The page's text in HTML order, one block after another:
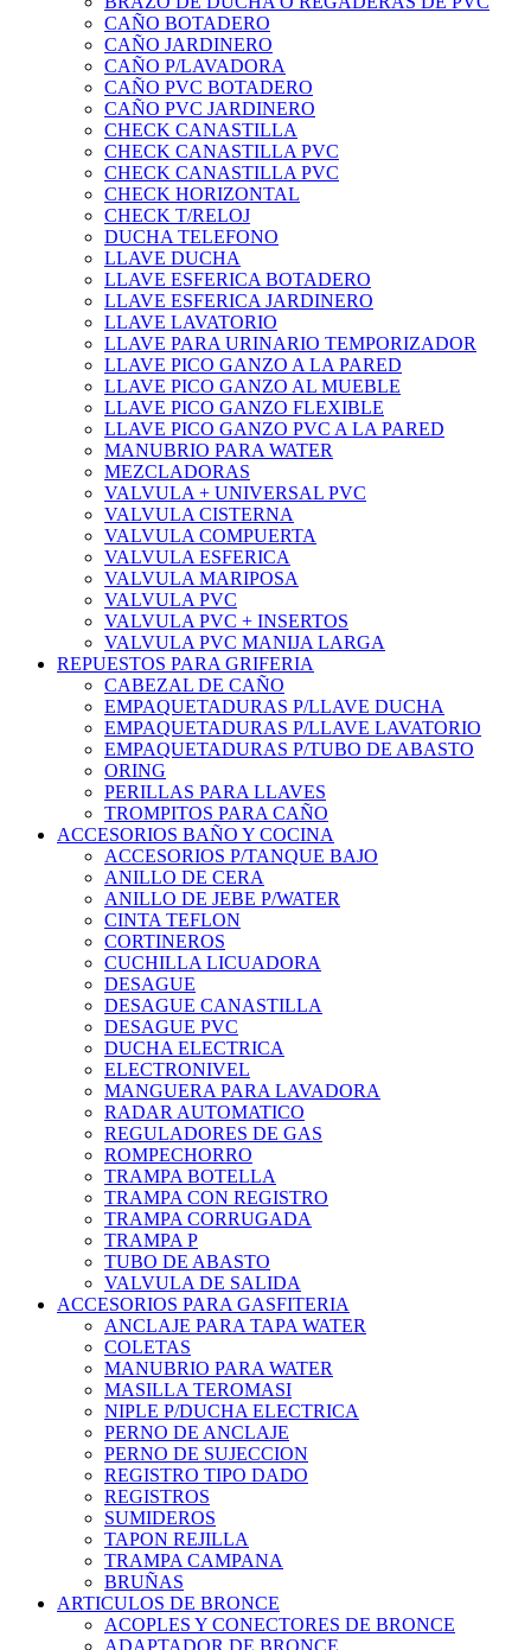
CAÑO BOTADERO
CAÑO JARDINERO
CAÑO P/LAVADORA
CAÑO PVC BOTADERO
CAÑO PVC JARDINERO
CHECK CANASTILLA
CHECK CANASTILLA PVC
CHECK CANASTILLA PVC
CHECK HORIZONTAL
CHECK T/RELOJ
DUCHA TELEFONO
LLAVE DUCHA
LLAVE ESFERICA BOTADERO
LLAVE ESFERICA JARDINERO
LLAVE LAVATORIO
LLAVE PARA URINARIO TEMPORIZADOR
LLAVE PICO GANZO A LA PARED
LLAVE PICO GANZO AL MUEBLE
LLAVE PICO GANZO FLEXIBLE
LLAVE PICO GANZO PVC A LA PARED
MANUBRIO PARA WATER
MEZCLADORAS
VALVULA + UNIVERSAL PVC
VALVULA CISTERNA
VALVULA COMPUERTA
VALVULA ESFERICA
VALVULA MARIPOSA
VALVULA PVC
VALVULA PVC + INSERTOS
VALVULA PVC MANIJA LARGA
REPUESTOS PARA GRIFERIA
CABEZAL DE CAÑO
EMPAQUETADURAS P/LLAVE DUCHA
EMPAQUETADURAS P/LLAVE LAVATORIO
EMPAQUETADURAS P/TUBO DE ABASTO
ORING
PERILLAS PARA LLAVES
TROMPITOS PARA CAÑO
ACCESORIOS BAÑO Y COCINA
ACCESORIOS P/TANQUE BAJO
ANILLO DE CERA
ANILLO DE JEBE P/WATER
CINTA TEFLON
CORTINEROS
CUCHILLA LICUADORA
DESAGUE
DESAGUE CANASTILLA
DESAGUE PVC
DUCHA ELECTRICA
ELECTRONIVEL
MANGUERA PARA LAVADORA
RADAR AUTOMATICO
REGULADORES DE GAS
ROMPECHORRO
TRAMPA BOTELLA
TRAMPA CON REGISTRO
TRAMPA CORRUGADA
TRAMPA P
TUBO DE ABASTO
VALVULA DE SALIDA
ACCESORIOS PARA GASFITERIA
ANCLAJE PARA TAPA WATER
COLETAS
MANUBRIO PARA WATER
MASILLA TEROMASI
NIPLE P/DUCHA ELECTRICA
PERNO DE ANCLAJE
PERNO DE SUJECCION
REGISTRO TIPO DADO
REGISTROS
SUMIDEROS
TAPON REJILLA
TRAMPA CAMPANA
BRUÑAS
ARTICULOS DE BRONCE
ACOPLES Y CONECTORES DE BRONCE